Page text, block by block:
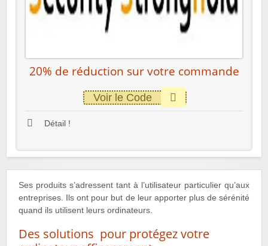
20% de réduction sur votre commande
Voir le Code
Détail !
Ses produits s’adressent tant à l’utilisateur particulier qu’aux
entreprises. Ils ont pour but de leur apporter plus de sérénité
quand ils utilisent leurs ordinateurs.
Des solutions pour protégez votre